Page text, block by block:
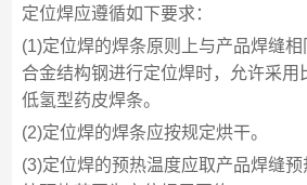
定位焊应遵循如下要求：
(1)定位焊的焊条原则上与产品焊缝
合金结构钢进行定位焊时，允许采用
低氢型药皮焊条。
(2)定位焊的焊条应按规定烘干。
(3)定位焊的预热温度应取产品焊缝